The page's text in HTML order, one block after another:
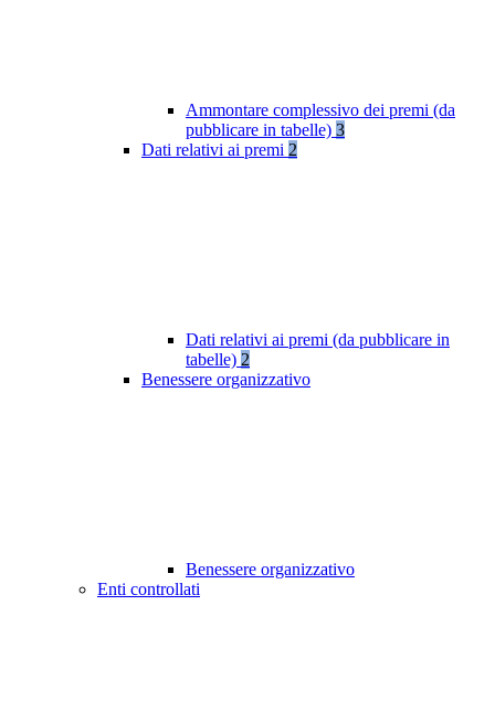
Ammontare complessivo dei premi (da
pubblicare in tabelle) 3
Dati relativi ai premi 2
Dati relativi ai premi (da pubblicare in
tabelle) 2
Benessere organizzativo
Benessere organizzativo
Enti controllati